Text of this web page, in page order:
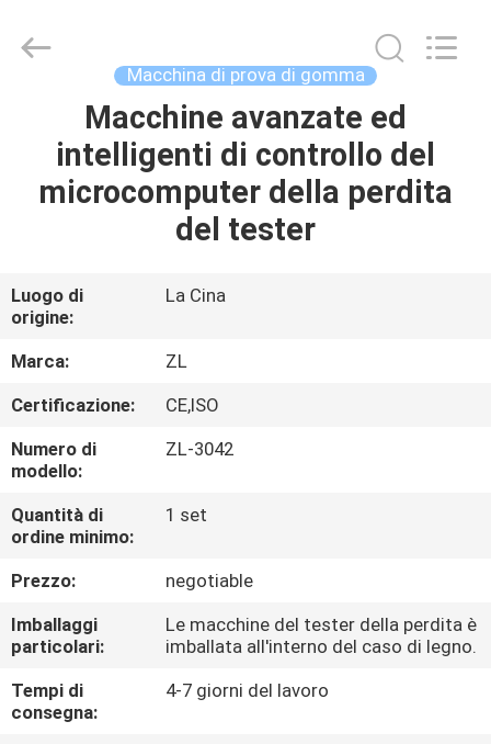
PRODOTTI
CIRCA
NOI
GIRO
DELLA
FABBRICA
CONTROLLO
DI
QUALITÀ
CONTATTICI
Instrument
Technology
Macchina di prova di gomma
Macchine avanzate ed
intelligenti di controllo del
microcomputer della perdita
del tester
Luogo di
origine:
La Cina
Marca:
ZL
Certificazione:
CE,ISO
Numero di
modello:
ZL-3042
Quantità di
ordine minimo:
1 set
Prezzo:
negotiable
Imballaggi
particolari:
Le macchine del tester della perdita è
imballata all'interno del caso di legno.
Tempi di
consegna:
4-7 giorni del lavoro